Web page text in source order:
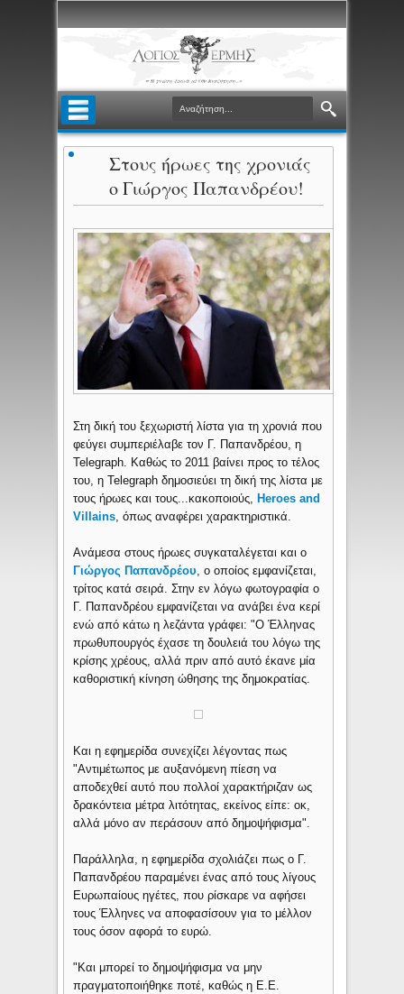
Στους ήρωες της χρονιάς
ο Γιώργος Παπανδρέου!
Στη δική του ξεχωριστή λίστα για τη χρονιά που
φεύγει συμπεριέλαβε τον Γ. Παπανδρέου, η
Telegraph. Καθώς το 2011 βαίνει προς το τέλος
του, η Telegraph δημοσιεύει τη δική της λίστα με
τους ήρωες και τους...κακοποιούς, Ηeroes and
Villains, όπως αναφέρει χαρακτηριστικά.
Ανάμεσα στους ήρωες συγκαταλέγεται και ο
Γιώργος Παπανδρέου, ο οποίος εμφανίζεται,
τρίτος κατά σειρά. Στην εν λόγω φωτογραφία ο
Γ. Παπανδρέου εμφανίζεται να ανάβει ένα κερί
ενώ από κάτω η λεζάντα γράφει: "Ο Έλληνας
πρωθυπουργός έχασε τη δουλειά του λόγω της
κρίσης χρέους, αλλά πριν από αυτό έκανε μία
καθοριστική κίνηση ώθησης της δημοκρατίας.
Και η εφημερίδα συνεχίζει λέγοντας πως
"Αντιμέτωπος με αυξανόμενη πίεση να
αποδεχθεί αυτό που πολλοί χαρακτήριζαν ως
δρακόντεια μέτρα λιτότητας, εκείνος είπε: οκ,
αλλά μόνο αν περάσουν από δημοψήφισμα".
Παράλληλα, η εφημερίδα σχολιάζει πως ο Γ.
Παπανδρέου παραμένει ένας από τους λίγους
Ευρωπαίους ηγέτες, που ρίσκαρε να αφήσει
τους Έλληνες να αποφασίσουν για το μέλλον
τους όσον αφορά το ευρώ.
"Και μπορεί το δημοψήφισμα να μην
πραγματοποιήθηκε ποτέ, καθώς η Ε.Ε.